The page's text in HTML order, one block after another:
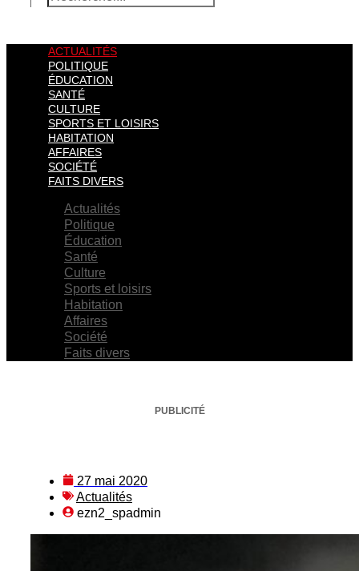
ACTUALITÉS
POLITIQUE
ÉDUCATION
SANTÉ
CULTURE
SPORTS ET LOISIRS
HABITATION
AFFAIRES
SOCIÉTÉ
FAITS DIVERS
Actualités
Politique
Éducation
Santé
Culture
Sports et loisirs
Habitation
Affaires
Société
Faits divers
PUBLICITÉ
27 mai 2020
Actualités
ezn2_spadmin